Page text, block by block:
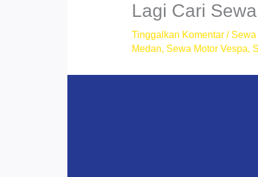
Lagi Cari
Tinggalkan Komentar / Sewa
Medan, Sewa Motor Vespa,